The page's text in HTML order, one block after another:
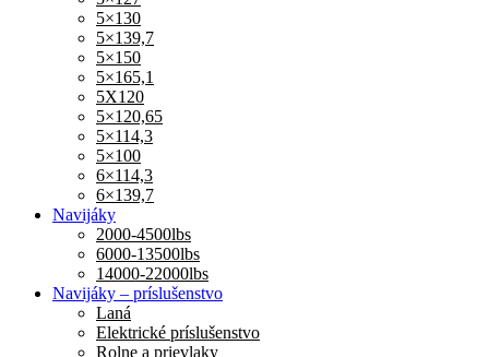
5×130
5×139,7
5×150
5×165,1
5X120
5×120,65
5×114,3
5×100
6×114,3
6×139,7
Navijáky
2000-4500lbs
6000-13500lbs
14000-22000lbs
Navijáky – príslušenstvo
Laná
Elektrické príslušenstvo
Rolne a prievlaky